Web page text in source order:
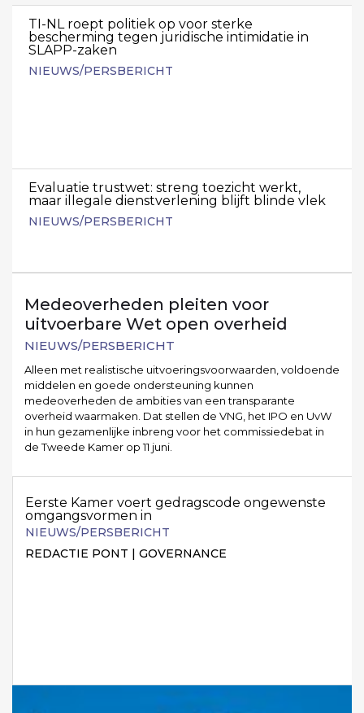
TI-NL roept politiek op voor sterke
bescherming tegen juridische intimidatie in
SLAPP-zaken
NIEUWS/PERSBERICHT
Evaluatie trustwet: streng toezicht werkt,
maar illegale dienstverlening blijft blinde vlek
NIEUWS/PERSBERICHT
Medeoverheden pleiten voor
uitvoerbare Wet open overheid
NIEUWS/PERSBERICHT
Alleen met realistische uitvoeringsvoorwaarden, voldoende
middelen en goede ondersteuning kunnen
medeoverheden de ambities van een transparante
overheid waarmaken. Dat stellen de VNG, het IPO en UvW
in hun gezamenlijke inbreng voor het commissiedebat in
de Tweede Kamer op 11 juni.
Eerste Kamer voert gedragscode ongewenste
omgangsvormen in
NIEUWS/PERSBERICHT
REDACTIE PONT | GOVERNANCE